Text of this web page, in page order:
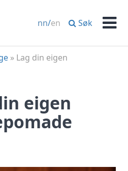
nn/en Søk
» Lag din eigen
eigen